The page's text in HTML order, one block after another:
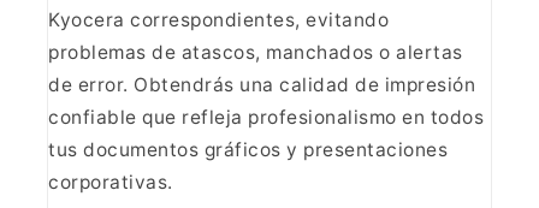
Kyocera correspondientes, evitando
problemas de atascos, manchados o alertas
de error. Obtendrás una calidad de impresión
confiable que refleja profesionalismo en todos
tus documentos gráficos y presentaciones
corporativas.